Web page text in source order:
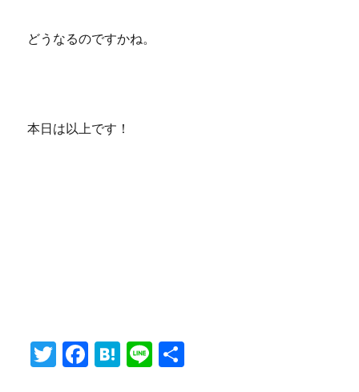
どうなるのですかね。
本日は以上です！
T
F
H Li